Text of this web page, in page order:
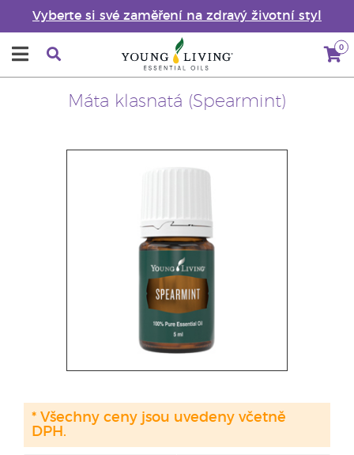
Vyberte si své zaměření na zdravý životní styl
0
Máta klasnatá (Spearmint)
* Všechny ceny jsou uvedeny včetně
DPH.